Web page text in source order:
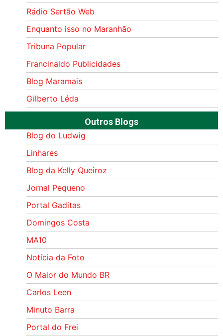
Rádio Sertão Web
Enquanto isso no Maranhão
Tribuna Popular
Francinaldo Publicidades
Blog Maramais
Gilberto Léda
Outros Blogs
Blog do Ludwig
Linhares
Blog da Kelly Queiroz
Jornal Pequeno
Portal Gaditas
Domingos Costa
MA10
Notícia da Foto
O Maior do Mundo BR
Carlos Leen
Minuto Barra
Portal do Frei